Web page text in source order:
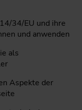
34/EU und ihre
und anwenden
als
Aspekte der